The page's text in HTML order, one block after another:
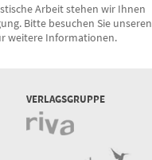
Arbeit stehen wir Ihnen
Bitte besuchen Sie unseren
weitere Informationen.
VERLAGSGRUPPE